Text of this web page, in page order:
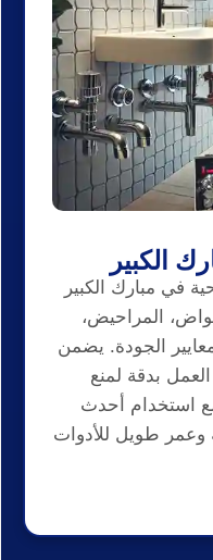
الكبير
في مبارك الكبير
المراحيض،
الجودة. يضمن
العمل بدقة لمنع
مع استخدام أحدث
وعمر طويل للأدوات